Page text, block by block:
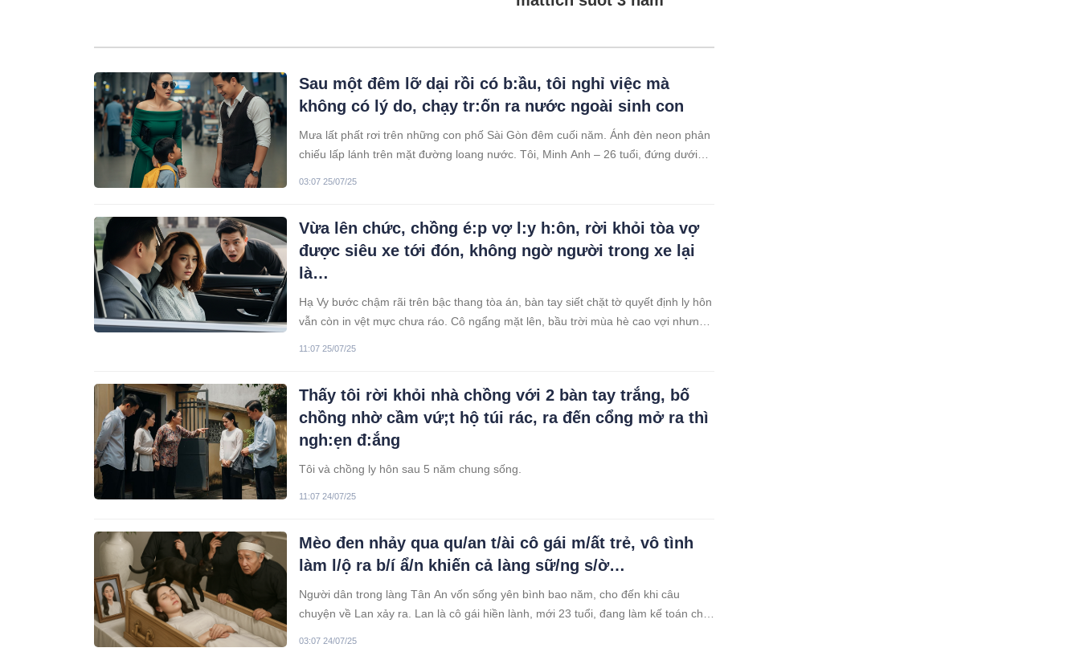
Sau một đêm lỡ dại rồi có b:ầu, tôi nghỉ việc mà
không có lý do, chạy tr:ốn ra nước ngoài sinh con
Mưa lất phất rơi trên những con phố Sài Gòn đêm cuối năm. Ánh đèn neon phản
chiếu lấp lánh trên mặt đường loang nước. Tôi, Minh Anh – 26 tuổi, đứng dưới
03:07 25/07/25
Vừa lên chức, chồng é:p vợ l:y h:ôn, rời khỏi tòa vợ
được siêu xe tới đón, không ngờ người trong xe lại
là…
Hạ Vy bước chậm rãi trên bậc thang tòa án, bàn tay siết chặt tờ quyết định ly hôn
vẫn còn in vệt mực chưa ráo. Cô ngẩng mặt lên, bầu trời mùa hè cao vợi nhưng
11:07 25/07/25
Thấy tôi rời khỏi nhà chồng với 2 bàn tay trắng, bố
chồng nhờ cầm vứ;t hộ túi rác, ra đến cổng mở ra thì
ngh:ẹn đ:ắng
Tôi và chồng ly hôn sau 5 năm chung sống.
11:07 24/07/25
Mèo đen nhảy qua qu/an t/ài cô gái m/ất trẻ, vô tình
làm l/ộ ra b/í ẩ/n khiến cả làng sữ/ng s/ờ…
Người dân trong làng Tân An vốn sống yên bình bao năm, cho đến khi câu
chuyện về Lan xảy ra. Lan là cô gái hiền lành, mới 23 tuổi, đang làm kế toán cho
03:07 24/07/25